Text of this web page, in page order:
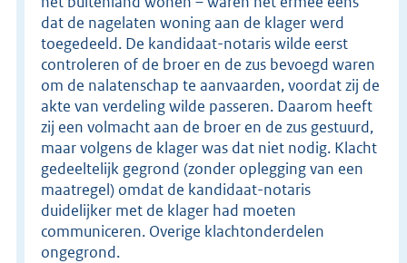
dat de nagelaten woning aan de klager werd
toegedeeld. De kandidaat-notaris wilde eerst
controleren of de broer en de zus bevoegd waren
om de nalatenschap te aanvaarden, voordat zij de
akte van verdeling wilde passeren. Daarom heeft
zij een volmacht aan de broer en de zus gestuurd,
maar volgens de klager was dat niet nodig. Klacht
gedeeltelijk gegrond (zonder oplegging van een
maatregel) omdat de kandidaat-notaris
duidelijker met de klager had moeten
communiceren. Overige klachtonderdelen
ongegrond.